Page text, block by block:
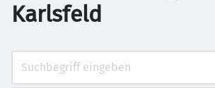
Karlsfeld